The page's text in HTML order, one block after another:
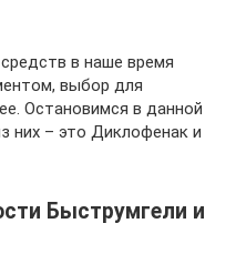
в наше время
выбор для
Остановимся в данной
них – это Диклофенак и
Быструмгели и